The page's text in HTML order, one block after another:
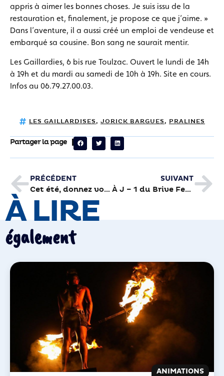
appris à aimer les bonnes choses. Je suis issu de la
restauration et, finalement, je propose ce que j’aime. »
Dans l’aventure, il a aussi créé un emploi de vendeuse et
embarqué sa cousine. Bon sang ne saurait mentir.
Les Gaillardies, 6 bis rue Toulzac. Ouvert le lundi de 14h
à 19h et du mardi au samedi de 10h à 19h. Site en cours.
Infos au 06.79.27.00.03.
LES GAILLARDISES, JORICK BARGUES, PRALINES
Partager la page
PRÉCÉDENT
Cet été, donnez votre sang
SUIVANT
À J – 1 du Brive Festival
À LIRE
également
ANIMATIONS